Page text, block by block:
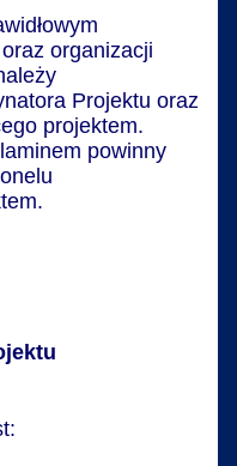
organizacji
Projektu oraz
projektem.
powinny